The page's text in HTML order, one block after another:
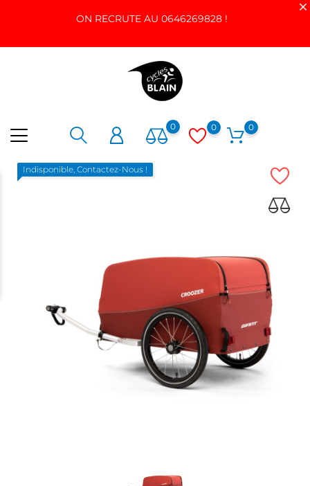
ON RECRUTE AU 0646269828 !
0 0 0
Indisponible, Contactez-Nous !